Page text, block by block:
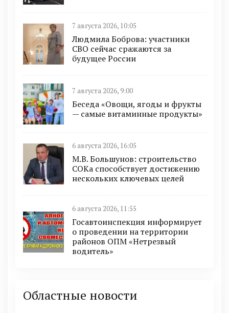
7 августа 2026, 10:05
Людмила Боброва: участники
СВО сейчас сражаются за
будущее России
7 августа 2026, 9:00
Беседа «Овощи, ягоды и фрукты
— самые витаминные продукты»
6 августа 2026, 16:05
М.В. Большунов: строительство
СОКа способствует достижению
нескольких ключевых целей
6 августа 2026, 11:55
Госавтоинспекция информирует
о проведении на территории
районов ОПМ «Нетрезвый
водитель»
Областные новости